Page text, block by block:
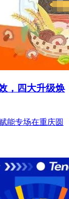
，四大升级焕
能专场在重庆圆